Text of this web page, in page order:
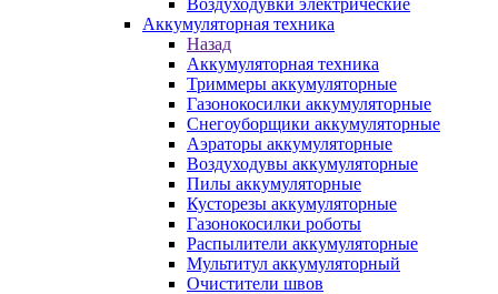
Воздуходувки электрические
Аккумуляторная техника
Назад
Аккумуляторная техника
Триммеры аккумуляторные
Газонокосилки аккумуляторные
Снегоуборщики аккумуляторные
Аэраторы аккумуляторные
Воздуходувы аккумуляторные
Пилы аккумуляторные
Кусторезы аккумуляторные
Газонокосилки роботы
Распылители аккумуляторные
Мультитул аккумуляторный
Очистители швов